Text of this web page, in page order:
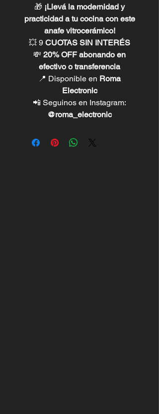
🎁 ¡Llevá la modernidad y
practicidad a tu cocina con este
anafe vitrocerámico!
💥 9 CUOTAS SIN INTERÉS
💸 20% OFF abonando en
efectivo o transferencia
📍 Disponible en Roma
Electronic
📲 Seguinos en Instagram:
@roma_electronic